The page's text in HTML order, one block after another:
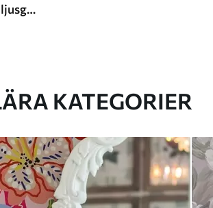
Gula och röda blommor på en ljusgrön bakgrund
KATEGORIER